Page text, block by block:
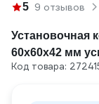
5 9 отзывов
Установочная
60x60x42 мм
Код товара: